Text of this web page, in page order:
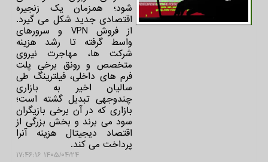
شود؛ همزمان یک زنجیره
اقتصادی جدید شکل می گیرد.
از فروش VPN و سرورهای
واسط گرفته تا رشد هزینه
شرکت ها، مهاجرت نیروی
متخصص و رونق برخی پلت
فرم های داخلی، فیلترینگ طی
سالیان اخیر به بازاری
چندوجهی تبدیل گشته است؛
بازاری که در آن برخی بازیگران
سود می برند و بخش بزرگی از
اقتصاد دیجیتال هزینه آنرا
پرداخت می کند.
۱۴۰۵/۰۴/۲۴ ۱۷:۴۶:۱۶